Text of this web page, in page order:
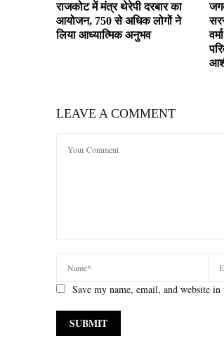
राजकोट में मंत्र थेरेपी दरबार का
आयोजन, 750 से अधिक लोगों ने
लिया आध्यात्मिक अनुभव
LEAVE A COMMENT
Save my name, email, and website